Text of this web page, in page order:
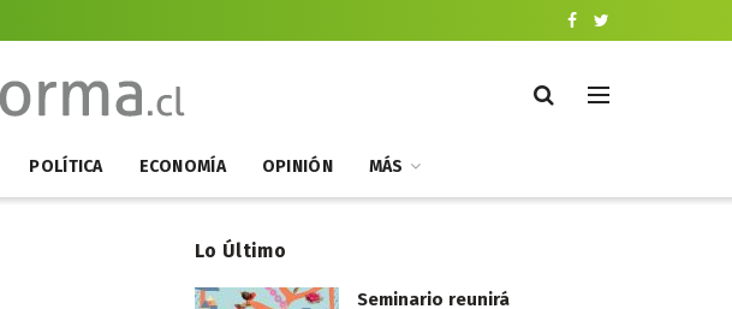
POLÍTICA ECONOMÍA OPINIÓN MÁS
Lo Último
Seminario reunirá